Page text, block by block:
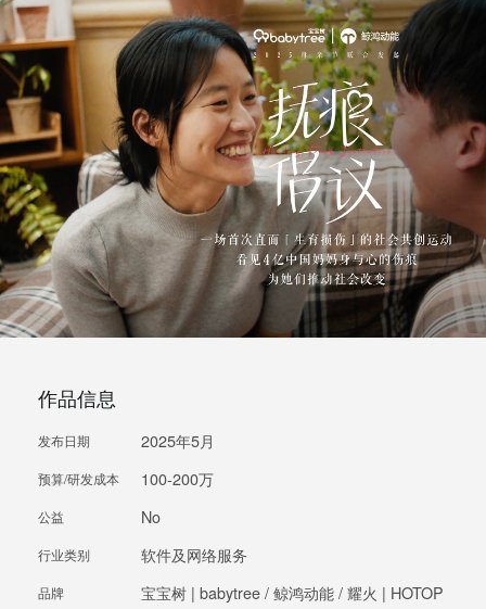
作品信息
发布日期 2025年5月
预算/研发成本 100-200万
公益 No
行业类别 软件及网络服务
品牌 宝宝树 | babytree / 鲸鸿动能 / 耀火 | HOTOP